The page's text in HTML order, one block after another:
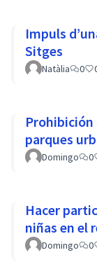
Impuls
Sitges
Natàlia 0
Prohibición
parques
Domingo 0
Hacer
niñas en el
Domingo 0